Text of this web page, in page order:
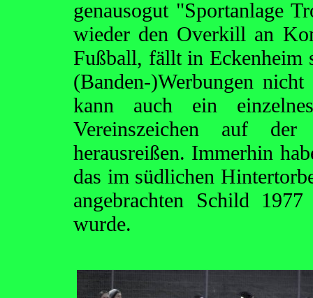
genausogut "Sportanlage
wieder den Overkill an
Fußball, fällt in Eckenheim
(Banden-)Werbungen
kann auch ein
Vereinszeichen auf
herausreißen. Immerhin
das im südlichen
angebrachten Schild
wurde.